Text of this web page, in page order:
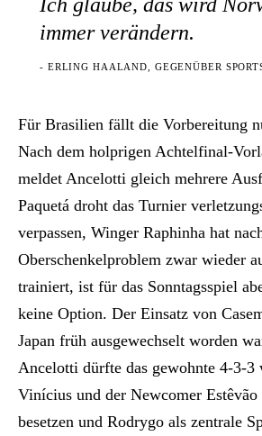
immer verändern.
- ERLING HAALAND, GEGENÜBER
Für Brasilien fällt die Vorbereitung
Nach dem holprigen Achtelfinal-
meldet Ancelotti gleich mehrere
Paquetá droht das Turnier
verpassen, Winger Raphinha hat
Oberschenkelproblem zwar wieder
trainiert, ist für das Sonntagsspiel
keine Option. Der Einsatz von
Japan früh ausgewechselt worden
Ancelotti dürfte das gewohnte 4-3-3
Vinícius und der Newcomer Estêvão
besetzen und Rodrygo als zentrale